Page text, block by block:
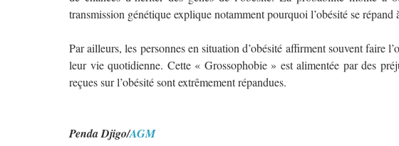
transmission génétique explique notamment pourquoi l’obésité se répand
Par ailleurs, les personnes en situation d’obésité affirment souvent faire
leur vie quotidienne. Cette« Grossophobie » est alimentée par des
reçues sur l’obésité sont extrêmement répandues.
Penda Djigo/AGM